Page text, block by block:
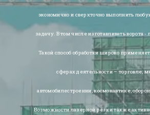
экономично и сверхточно выполнить
задачу. В том числе изготавливать ворота
Такой способ обработки широко
сферах деятельности – торговле,
автомобилестроении, космонавтике,
Возможности лазерной резки также